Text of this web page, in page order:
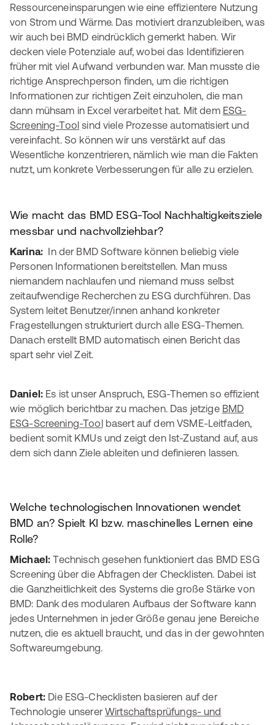
Ressourceneinsparungen wie eine effizientere Nutzung
von Strom und Wärme. Das motiviert dranzubleiben, was
wir auch bei BMD eindrücklich gemerkt haben. Wir
decken viele Potenziale auf, wobei das Identifizieren
früher mit viel Aufwand verbunden war. Man musste die
richtige Ansprechperson finden, um die richtigen
Informationen zur richtigen Zeit einzuholen, die man
dann mühsam in Excel verarbeitet hat. Mit dem ESG-
Screening-Tool sind viele Prozesse automatisiert und
vereinfacht. So können wir uns verstärkt auf das
Wesentliche konzentrieren, nämlich wie man die Fakten
nutzt, um konkrete Verbesserungen für alle zu erzielen.
Wie macht das BMD ESG-Tool Nachhaltigkeitsziele
messbar und nachvollziehbar?
Karina: In der BMD Software können beliebig viele
Personen Informationen bereitstellen. Man muss
niemandem nachlaufen und niemand muss selbst
zeitaufwendige Recherchen zu ESG durchführen. Das
System leitet Benutzer/innen anhand konkreter
Fragestellungen strukturiert durch alle ESG-Themen.
Danach erstellt BMD automatisch einen Bericht das
spart sehr viel Zeit.
Daniel: Es ist unser Anspruch, ESG-Themen so effizient
wie möglich berichtbar zu machen. Das jetzige BMD
ESG-Screening-Toolbasert auf dem VSME-Leitfaden,
bedient somit KMUs und zeigt den Ist-Zustand auf, aus
dem sich dann Ziele ableiten und definieren lassen.
Welche technologischen Innovationen wendet
BMD an? Spielt KI bzw. maschinelles Lernen eine
Rolle?
Michael: Technisch gesehen funktioniert das BMD ESG
Screening über die Abfragen der Checklisten. Dabei ist
die Ganzheitlichkeit des Systems die große Stärke von
BMD: Dank des modularen Aufbaus der Software kann
jedes Unternehmen in jeder Größe genau jene Bereiche
nutzen, die es aktuell braucht, und das in der gewohnten
Softwareumgebung.
Robert: Die ESG-Checklisten basieren auf der
Technologie unsererWirtschaftsprüfungs- und